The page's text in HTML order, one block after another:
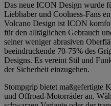
Das neue ICON Design wurde
Liebhaber und Coolness-Fans
Volcano Design ist ICON
für den alltäglichen Gebrauch
seiner weniger abrasiven
beeindruckende 70-75% des
Designs. Es vereint Stil und
der Sicherheit einzugehen.
Stompgrip bietet maßgefertigte
und Offroad-Motorräder an.